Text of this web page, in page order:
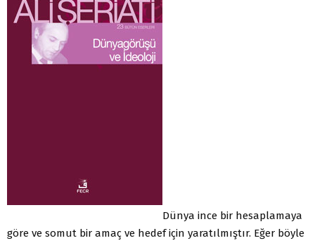
Dünya ince bir hesaplamaya
göre ve somut bir amaç ve hedef için yaratılmıştır. Eğer böyle